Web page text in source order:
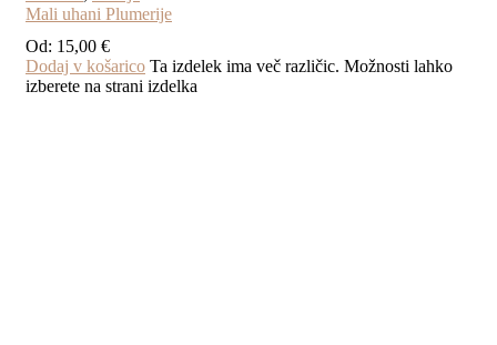
Mali uhani Plumerije
Od: 15,00 €
Dodaj v košarico Ta izdelek ima več različic. Možnosti lahko
izberete na strani izdelka